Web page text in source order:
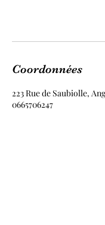
Coordonnées
223 Rue de Saubiolle,
0665706247